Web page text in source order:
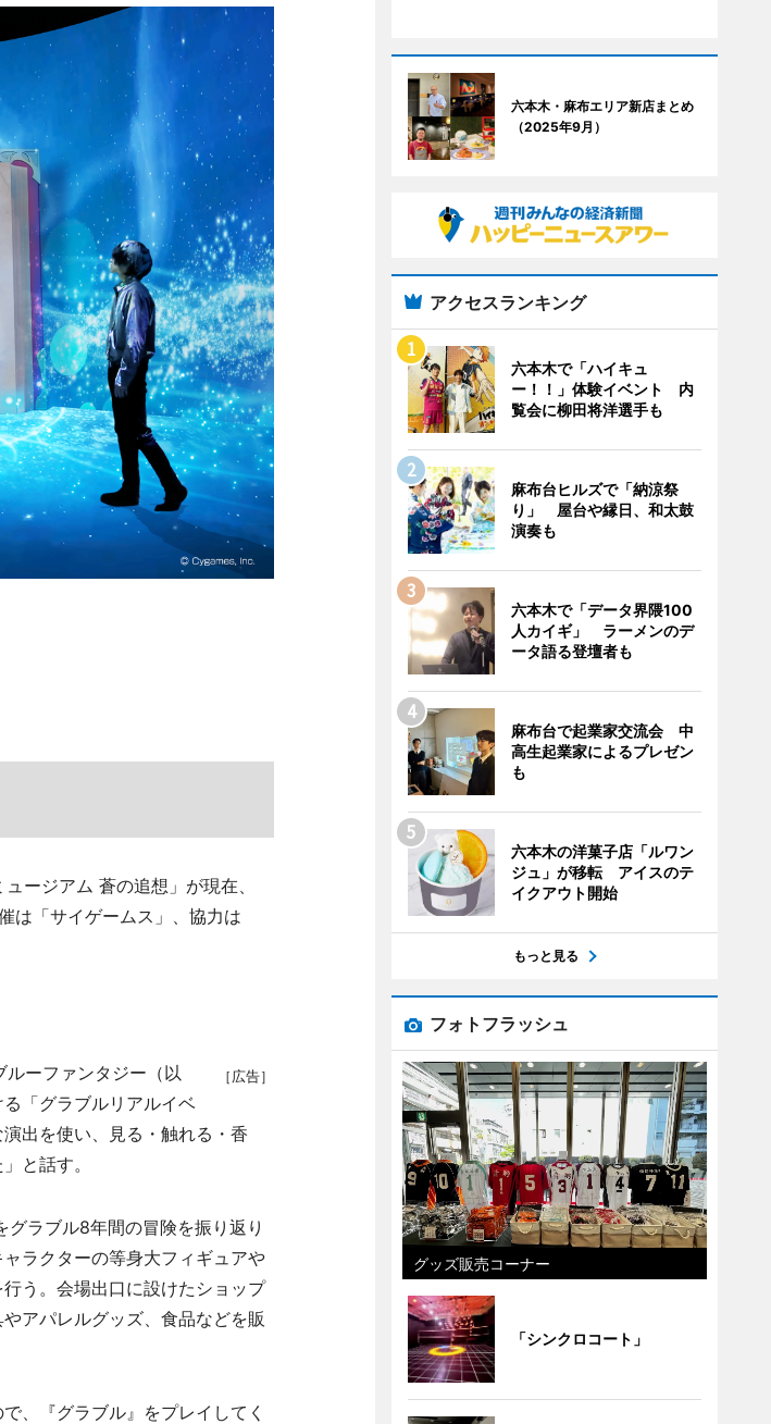
ージアム 蒼の追想」が現在、
は「サイゲームス」、協力は
［広告］
ーファンタジー（以
「グラブルリアルイベ
出を使い、見る・触れる・香
と話す。
ラブル8年間の冒険を振り返り
ラクターの等身大フィギュアや
う。会場出口に設けたショップ
アパレルグッズ、食品などを販
、『グラブル』をプレイしてく
六本木・麻布エリア新店まとめ
（2025年9月）
アクセスランキング
六本木で「ハイキュ
ー！！」体験イベント 内
覧会に柳田将洋選手も
麻布台ヒルズで「納涼祭
り」 屋台や縁日、和太鼓
演奏も
六本木で「データ界隈100
人カイギ」 ラーメンのデ
ータ語る登壇者も
麻布台で起業家交流会 中
高生起業家によるプレゼン
も
六本木の洋菓子店「ルワン
ジュ」が移転 アイスのテ
イクアウト開始
もっと見る
フォトフラッシュ
グッズ販売コーナー
「シンクロコート」